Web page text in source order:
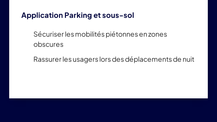
Application Parking et sous-sol
Sécuriser les mobilités piétonnes en zones
obscures
Rassurer les usagers lors des déplacements de nuit